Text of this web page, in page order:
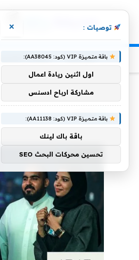
الرئيسية منوعات التعليم
الناس
توصيات : ×
باقة متميزة VIP (كود: AA38045):
اول اثنين ريادة اعمال
مشاركة ارباح ادسنس
باقة متميزة VIP (كود: AA11138):
باقة باك لينك
تحسين محركات البحث SEO